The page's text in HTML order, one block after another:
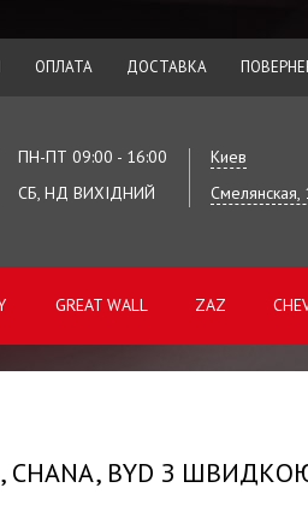
ОПЛАТА ДОСТАВКА
ПН-ПТ 09:00 - 16:00
СБ, НД ВИХІДНИЙ
Киев
Смелянская,
GREAT WALL ZAZ
CHANA, BYD З